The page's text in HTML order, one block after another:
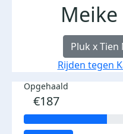
Pluk x
Rijden tegen
Opgehaald
€187